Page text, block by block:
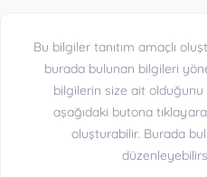
Bu bilgiler tanıtım amaçlı
burada bulunan bilgileri
bilgilerin size ait olduğunu
aşağıdaki butona
oluşturabilir. Burada